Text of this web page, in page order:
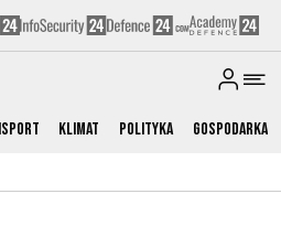
Klimat Polityka Gospodarka